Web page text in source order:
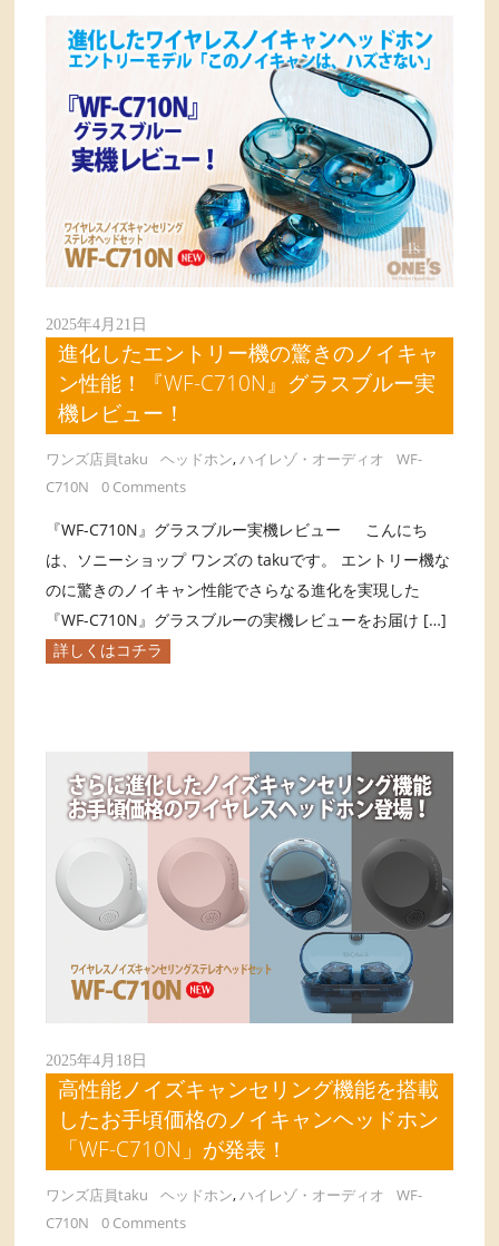
2025年4月21日
進化したエントリー機の驚きのノイキャ
ン性能！『WF-C710N』グラスブルー実
機レビュー！
ワンズ店員taku ヘッドホン,ハイレゾ・オーディオ
WF-
C710N
0 Comments
『WF-C710N』グラスブルー実機レビュー こんにち
は、ソニーショップ ワンズの takuです。 エントリー機な
のに驚きのノイキャン性能でさらなる進化を実現した
『WF-C710N』グラスブルーの実機レビューをお届け […]
詳しくはコチラ
2025年4月18日
高性能ノイズキャンセリング機能を搭載
したお手頃価格のノイキャンヘッドホン
「WF-C710N」が発表！
ワンズ店員taku ヘッドホン,ハイレゾ・オーディオ
WF-
C710N
0 Comments